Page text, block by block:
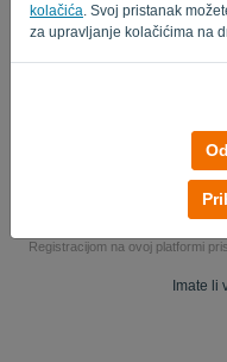
kolačića . Svoj pristanak
za upravljanje kolačićima na
Da, možete proučavati
Započnite
Kreditna kartica nije
Nema vezanih žica! 100%
Vaši podaci su 100%
Registracijom na ovoj platformi
Imate li